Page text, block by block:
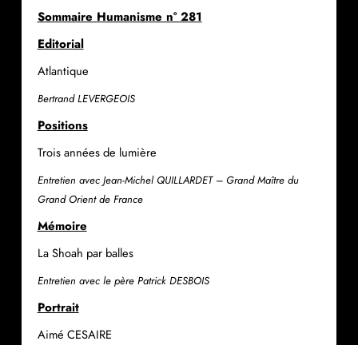
Sommaire Humanisme n° 281
Editorial
Atlantique
Bertrand LEVERGEOIS
Positions
Trois années de lumière
Entretien avec Jean-Michel QUILLARDET – Grand Maître du
Grand Orient de France
Mémoire
La Shoah par balles
Entretien avec le père Patrick DESBOIS
Portrait
Aimé CESAIRE